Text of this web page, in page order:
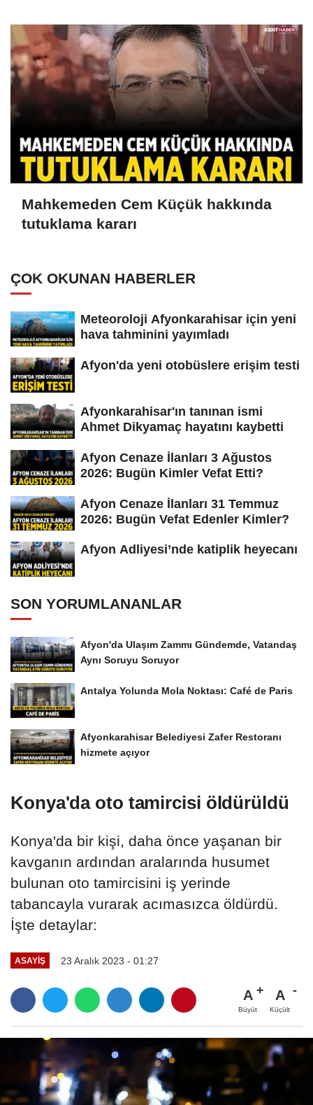
Mahkemeden Cem Küçük hakkında
tutuklama kararı
ÇOK OKUNAN HABERLER
Meteoroloji Afyonkarahisar için yeni
hava tahminini yayımladı
Afyon'da yeni otobüslere erişim testi
Afyonkarahisar'ın tanınan ismi
Ahmet Dikyamaç hayatını kaybetti
Afyon Cenaze İlanları 3 Ağustos
2026: Bugün Kimler Vefat Etti?
Afyon Cenaze İlanları 31 Temmuz
2026: Bugün Vefat Edenler Kimler?
Afyon Adliyesi’nde katiplik heyecanı
SON YORUMLANANLAR
Afyon'da Ulaşım Zammı Gündemde, Vatandaş
Aynı Soruyu Soruyor
Antalya Yolunda Mola Noktası: Café de Paris
Afyonkarahisar Belediyesi Zafer Restoranı
hizmete açıyor
Konya'da oto tamircisi öldürüldü
Konya'da bir kişi, daha önce yaşanan bir
kavganın ardından aralarında husumet
bulunan oto tamircisini iş yerinde
tabancayla vurarak acımasızca öldürdü.
İşte detaylar:
ASAYIŞ 23 Aralık 2023 - 01:27
A
Büyüt
A
Küçült